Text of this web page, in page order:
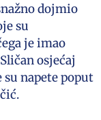
dojmio
su
je imao
osjećaj
napete poput